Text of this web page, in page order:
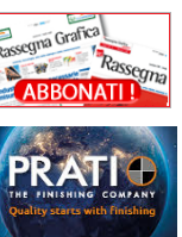
Platinum Technologies
presenta SIGNATURE
Flatbed
Dopo anni di ricerca,
sviluppo e analisi
esigenze produttive del
mercato, Platinum
Technologies, centro
europeo di ricerca e...
Nava Press sceglie